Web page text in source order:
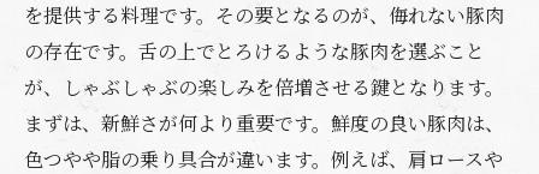
を提供する料理です。その要となるのが、侮れない豚肉
の存在です。舌の上でとろけるような豚肉を選ぶこと
が、しゃぶしゃぶの楽しみを倍増させる鍵となります。
まずは、新鮮さが何より重要です。鮮度の良い豚肉は、
色つやや脂の乗り具合が違います。例えば、肩ロースや